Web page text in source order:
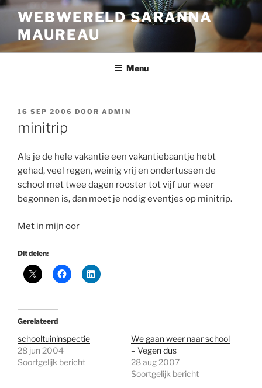
Ga
inhoud
WEBWERELD SARANNA
MAUREAU
Menu
GEPLAATST
16 SEP 2006 DOOR ADMIN
minitrip
Als je de hele vakantie een vakantiebaantje hebt
gehad, veel regen, weinig vrij en ondertussen de
school met twee dagen rooster tot vijf uur weer
begonnen is, dan moet je nodig eventjes op minitrip.
Met in mijn oor
Dit delen:
Gerelateerd
schooltuininspectie
28 jun 2004
Soortgelijk bericht
We gaan weer naar school
– Vegen dus
28 aug 2007
Soortgelijk bericht